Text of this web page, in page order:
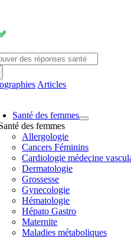
contenu
Articles
Santé des femmes
des femmes
Allergologie
Cancers Féminins
Cardiologie médecine
Dermatologie
Grossesse
Gynecologie
Hématologie
Hépato Gastro
Maternite
Maladies métaboliques